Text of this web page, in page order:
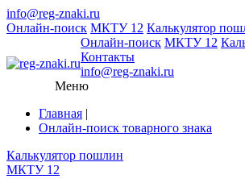
info@reg-znaki.ru
Онлайн-поиск МКТУ 12 Калькулятор
Онлайн-поиск МКТУ 12
Контакты
info@reg-znaki.ru
Меню
Главная |
Онлайн-поиск товарного знака
Калькулятор пошлин
МКТУ 12